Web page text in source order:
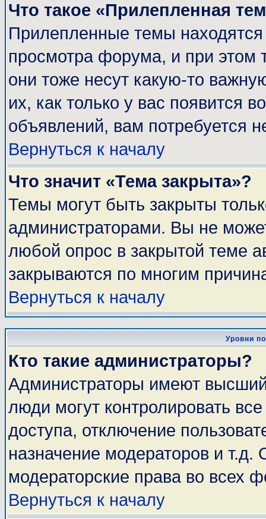
Что такое «Прилепленная
Прилепленные темы
просмотра форума, и при этом
они тоже несут какую-то
их, как только у вас появится
объявлений, вам потребуется
Вернуться к началу
Что значит «Тема закрыта»?
Темы могут быть закрыты
администраторами. Вы не
любой опрос в закрытой теме
закрываются по многим
Вернуться к началу
Уровни
Кто такие администраторы?
Администраторы имеют
люди могут контролировать
доступа, отключение
назначение модераторов и
модераторские права во всех
Вернуться к началу